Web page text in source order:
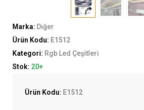
Marka: Diğer
Ürün Kodu: E1512
Kategori: Rgb Led Çeşitleri
Stok: 20+
Ürün Kodu: E1512